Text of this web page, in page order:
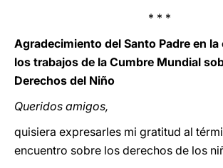
* * *
Agradecimiento del Santo Padre en
los trabajos de la Cumbre Mundial
Derechos del Niño
Queridos amigos,
quisiera expresarles mi gratitud al
encuentro sobre los derechos de los